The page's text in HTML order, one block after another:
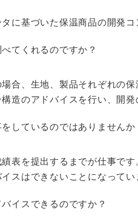
に基づいた保温商品の開発
てくれるのですか？
合、生地、製品それぞれの
造のアドバイスを行い、開発
しているのではありませんか
表を提出するまでが仕事です
スはできないことになってい
イスできるのですか？